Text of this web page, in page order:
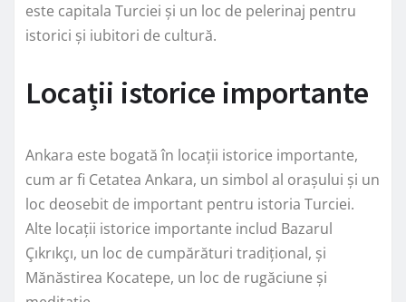
este capitala Turciei și un loc de pelerinaj pentru
istorici și iubitori de cultură.
Locații istorice importante
Ankara este bogată în locații istorice importante,
cum ar fi Cetatea Ankara, un simbol al orașului și un
loc deosebit de important pentru istoria Turciei.
Alte locații istorice importante includ Bazarul
Çıkrıkçı, un loc de cumpărături tradițional, și
Mănăstirea Kocatepe, un loc de rugăciune și